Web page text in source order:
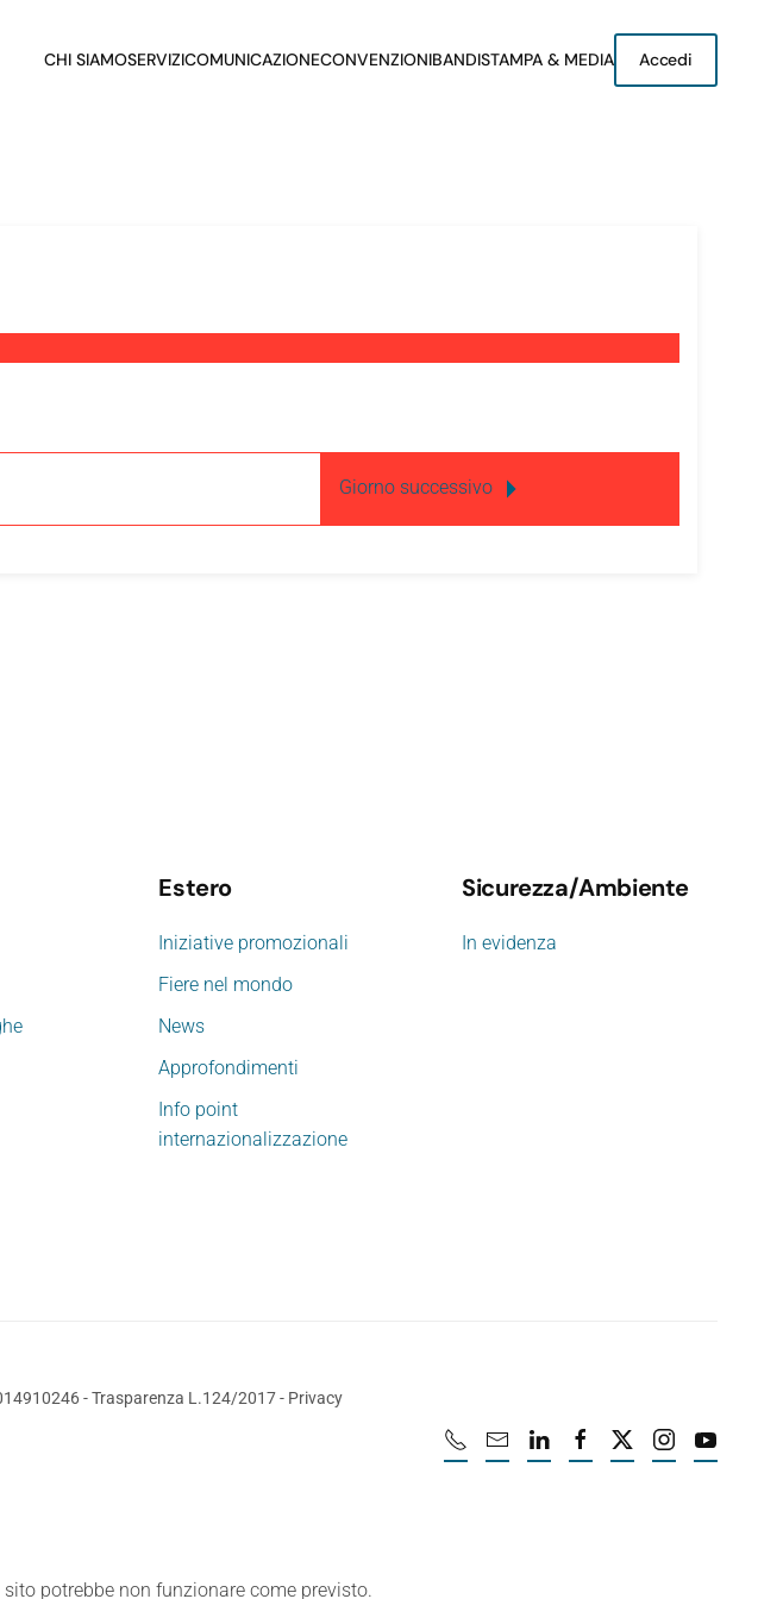
CHI SIAMOSERVIZICOMUNICAZIONECONVENZIONIBANDISTAMPA & MEDIA Accedi
Giorno successivo
Estero
Iniziative promozionali
Fiere nel mondo
News
Approfondimenti
Info point
internazionalizzazione
Sicurezza/Ambiente
In evidenza
-Trasparenza L.124/2017- Privacy
potrebbe non funzionare come previsto.